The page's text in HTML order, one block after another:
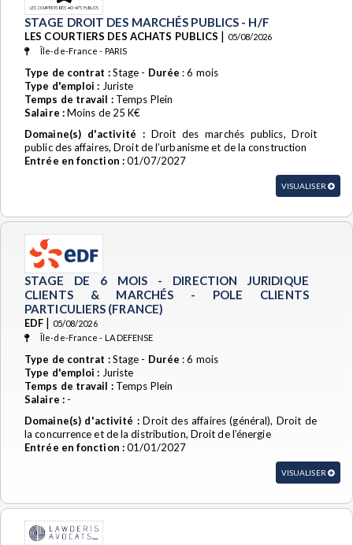
STAGE DROIT DES MARCHÉS PUBLICS - H/F
LES COURTIERS DES ACHATS PUBLICS | 05/08/2026
Île-de-France - PARIS
Type de contrat :Stage - Durée : 6 mois
Type d'emploi : Juriste
Temps de travail :Temps Plein
Salaire :Moins de 25 K€
Domaine(s) d'activité :Droit des marchés publics, Droit
public des affaires, Droit de l’urbanisme et de la construction
Entrée en fonction :01/07/2027
VISUALISER
STAGE DE 6 MOIS - DIRECTION JURIDIQUE
CLIENTS & MARCHÉS - POLE CLIENTS
PARTICULIERS (FRANCE)
EDF | 05/08/2026
Île-de-France - LA DEFENSE
Type de contrat :Stage - Durée : 6 mois
Type d'emploi : Juriste
Temps de travail :Temps Plein
Salaire :-
Domaine(s) d'activité : Droit des affaires (général), Droit de
la concurrence et de la distribution, Droit de l’énergie
Entrée en fonction :01/01/2027
VISUALISER